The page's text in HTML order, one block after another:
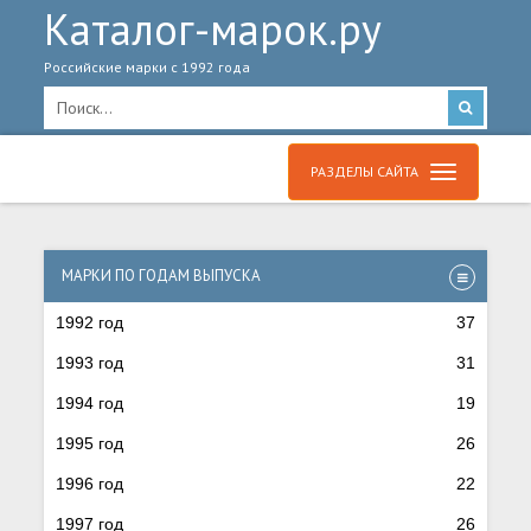
Каталог-марок.ру
Российские марки с 1992 года
РАЗДЕЛЫ САЙТА
МАРКИ ПО ГОДАМ ВЫПУСКА
1992 год 37
1993 год 31
1994 год 19
1995 год 26
1996 год 22
1997 год 26